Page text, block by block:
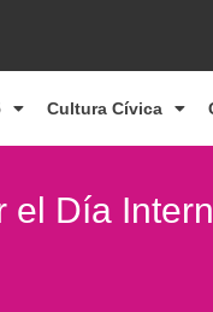
Cultura Cívica
el Día